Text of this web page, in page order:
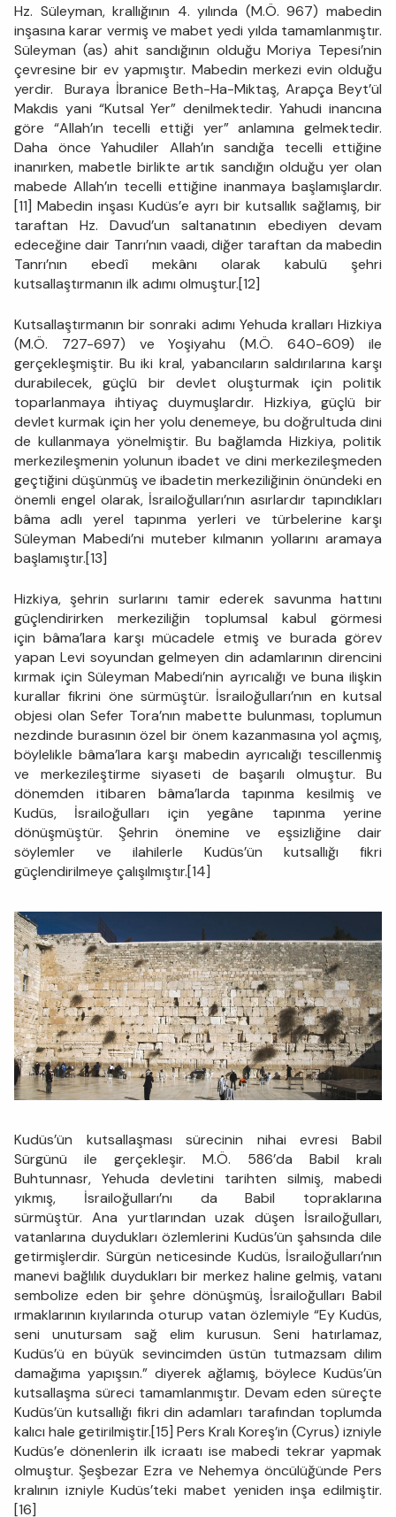
Hz. Süleyman, krallığının 4. yılında (M.Ö. 967) mabedin
inşasına karar vermiş ve mabet yedi yılda tamamlanmıştır.
Süleyman (as) ahit sandığının olduğu Moriya Tepesi’nin
çevresine bir ev yapmıştır. Mabedin merkezi evin olduğu
yerdir. Buraya İbranice Beth-Ha-Miktaş, Arapça Beyt’ül
Makdis yani “Kutsal Yer” denilmektedir. Yahudi inancına
göre “Allah’ın tecelli ettiği yer” anlamına gelmektedir.
Daha önce Yahudiler Allah’ın sandığa tecelli ettiğine
inanırken, mabetle birlikte artık sandığın olduğu yer olan
mabede Allah’ın tecelli ettiğine inanmaya başlamışlardır.
[11] Mabedin inşası Kudüs’e ayrı bir kutsallık sağlamış, bir
taraftan Hz. Davud’un saltanatının ebediyen devam
edeceğine dair Tanrı’nın vaadi, diğer taraftan da mabedin
Tanrı’nın ebedî mekânı olarak kabulü şehri
kutsallaştırmanın ilk adımı olmuştur.[12]
Kutsallaştırmanın bir sonraki adımı Yehuda kralları Hizkiya
(M.Ö. 727-697) ve Yoşiyahu (M.Ö. 640-609) ile
gerçekleşmiştir. Bu iki kral, yabancıların saldırılarına karşı
durabilecek, güçlü bir devlet oluşturmak için politik
toparlanmaya ihtiyaç duymuşlardır. Hizkiya, güçlü bir
devlet kurmak için her yolu denemeye, bu doğrultuda dini
de kullanmaya yönelmiştir. Bu bağlamda Hizkiya, politik
merkezileşmenin yolunun ibadet ve dini merkezileşmeden
geçtiğini düşünmüş ve ibadetin merkeziliğinin önündeki en
önemli engel olarak, İsrailoğulları’nın asırlardır tapındıkları
bâma adlı yerel tapınma yerleri ve türbelerine karşı
Süleyman Mabedi’ni muteber kılmanın yollarını aramaya
başlamıştır.[13]
Hizkiya, şehrin surlarını tamir ederek savunma hattını
güçlendirirken merkeziliğin toplumsal kabul görmesi
için bâma’lara karşı mücadele etmiş ve burada görev
yapan Levi soyundan gelmeyen din adamlarının direncini
kırmak için Süleyman Mabedi’nin ayrıcalığı ve buna ilişkin
kurallar fikrini öne sürmüştür. İsrailoğulları’nın en kutsal
objesi olan Sefer Tora’nın mabette bulunması, toplumun
nezdinde burasının özel bir önem kazanmasına yol açmış,
böylelikle bâma’lara karşı mabedin ayrıcalığı tescillenmiş
ve merkezileştirme siyaseti de başarılı olmuştur. Bu
dönemden itibaren bâma’larda tapınma kesilmiş ve
Kudüs, İsrailoğulları için yegâne tapınma yerine
dönüşmüştür. Şehrin önemine ve eşsizliğine dair
söylemler ve ilahilerle Kudüs’ün kutsallığı fikri
güçlendirilmeye çalışılmıştır.[14]
Kudüs’ün kutsallaşması sürecinin nihai evresi Babil
Sürgünü ile gerçekleşir. M.Ö. 586’da Babil kralı
Buhtunnasr, Yehuda devletini tarihten silmiş, mabedi
yıkmış, İsrailoğulları’nı da Babil topraklarına
sürmüştür. Ana yurtlarından uzak düşen İsrailoğulları,
vatanlarına duydukları özlemlerini Kudüs’ün şahsında dile
getirmişlerdir. Sürgün neticesinde Kudüs, İsrailoğulları’nın
manevi bağlılık duydukları bir merkez haline gelmiş, vatanı
sembolize eden bir şehre dönüşmüş, İsrailoğulları Babil
ırmaklarının kıyılarında oturup vatan özlemiyle “Ey Kudüs,
seni unutursam sağ elim kurusun. Seni hatırlamaz,
Kudüs’ü en büyük sevincimden üstün tutmazsam dilim
damağıma yapışsın.” diyerek ağlamış, böylece Kudüs’ün
kutsallaşma süreci tamamlanmıştır. Devam eden süreçte
Kudüs’ün kutsallığı fikri din adamları tarafından toplumda
kalıcı hale getirilmiştir.[15] Pers Kralı Koreş’in (Cyrus) izniyle
Kudüs’e dönenlerin ilk icraatı ise mabedi tekrar yapmak
olmuştur. Şeşbezar Ezra ve Nehemya öncülüğünde Pers
kralının izniyle Kudüs’teki mabet yeniden inşa edilmiştir.
[16]